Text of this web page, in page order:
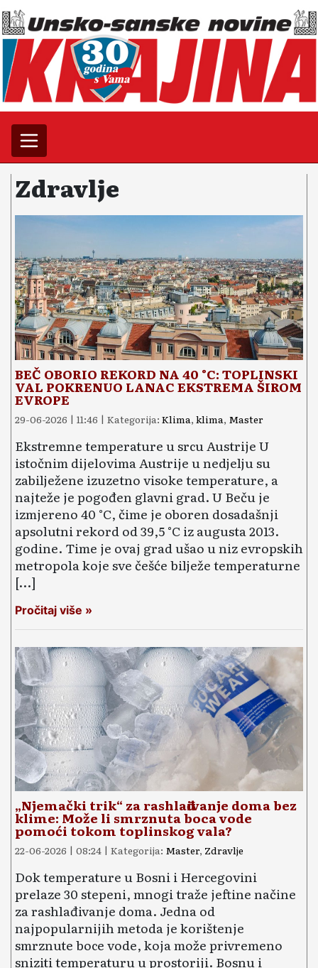
Zdravlje
BEČ OBORIO REKORD NA 40 °C: TOPLINSKI
VAL POKRENUO LANAC EKSTREMA ŠIROM
EVROPE
29-06-2026 | 11:46 | Kategorija: Klima, klima, Master
Ekstremne temperature u srcu Austrije U
istočnim dijelovima Austrije u nedjelju su
zabilježene izuzetno visoke temperature, a
najteže je pogođen glavni grad. U Beču je
izmjereno 40 °C, čime je oboren dosadašnji
apsolutni rekord od 39,5 °C iz augusta 2013.
godine. Time je ovaj grad ušao u niz evropskih
metropola koje sve češće bilježe temperaturne
[…]
Pročitaj više »
„Njemački trik“ za rashlađivanje doma bez
klime: Može li smrznuta boca vode
pomoći tokom toplinskog vala?
22-06-2026 | 08:24 | Kategorija: Master, Zdravlje
Dok temperature u Bosni i Hercegovini
prelaze 30 stepeni, mnogi traže jeftine načine
za rashlađivanje doma. Jedna od
najpopularnijih metoda je korištenje
smrznute boce vode, koja može privremeno
sniziti temperaturu u prostoriji. Bosnu i